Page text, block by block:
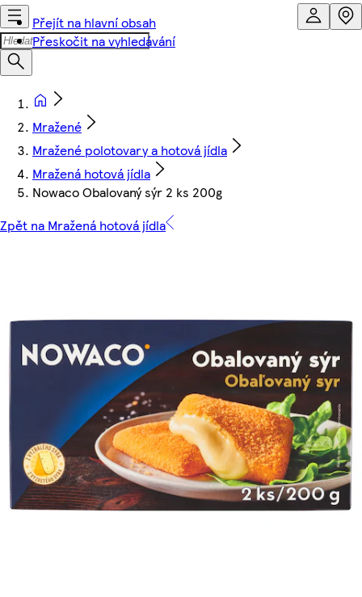
Přejít na hlavní obsah
Přeskočit na vyhledávání
Mražené
Mražené polotovary a hotová jídla
Mražená hotová jídla
Nowaco Obalovaný sýr 2 ks 200g
Zpět na Mražená hotová jídla